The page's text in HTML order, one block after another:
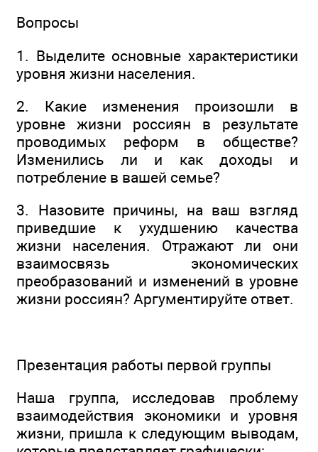
Вопросы
1. Выделите основные характеристики
уровня жизни населения.
2. Какие изменения произошли в
уровне жизни россиян в результате
проводимых реформ в обществе?
Изменились ли и как доходы и
потребление в вашей семье?
3. Назовите причины, на ваш взгляд
приведшие к ухудшению качества
жизни населения. Отражают ли они
взаимосвязь экономических
преобразований и изменений в уровне
жизни россиян? Аргументируйте ответ.
Презентация работы первой группы
Наша группа, исследовав проблему
взаимодействия экономики и уровня
жизни, пришла к следующим выводам,